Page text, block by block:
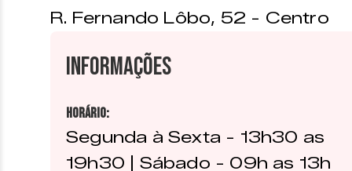
R. Fernando Lôbo, 52 - Centro
Informações
Horário:
Segunda à Sexta - 13h30 as
19h30 | Sábado - 09h as 13h